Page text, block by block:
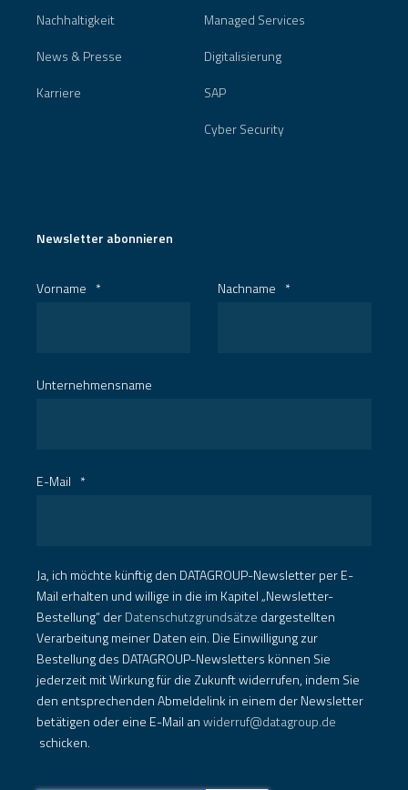
Nachhaltigkeit
News & Presse
Karriere
Managed Services
Digitalisierung
SAP
Cyber Security
Newsletter abonnieren
Vorname * Nachname *
Unternehmensname
E-Mail *
Ja, ich möchte künftig den DATAGROUP-Newsletter per E-
Mail erhalten und willige in die im Kapitel „Newsletter-
Bestellung“ derDatenschutzgrundsätze dargestellten
Verarbeitung meiner Daten ein. Die Einwilligung zur
Bestellung des DATAGROUP-Newsletters können Sie
jederzeit mit Wirkung für die Zukunft widerrufen, indem Sie
den entsprechenden Abmeldelink in einem der Newsletter
betätigen oder eine E-Mail anwiderruf@datagroup.de
schicken.